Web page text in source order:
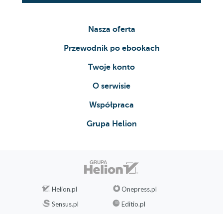
Nasza oferta
Przewodnik po ebookach
Twoje konto
O serwisie
Współpraca
Grupa Helion
Helion.pl
Onepress.pl
Sensus.pl
Editio.pl